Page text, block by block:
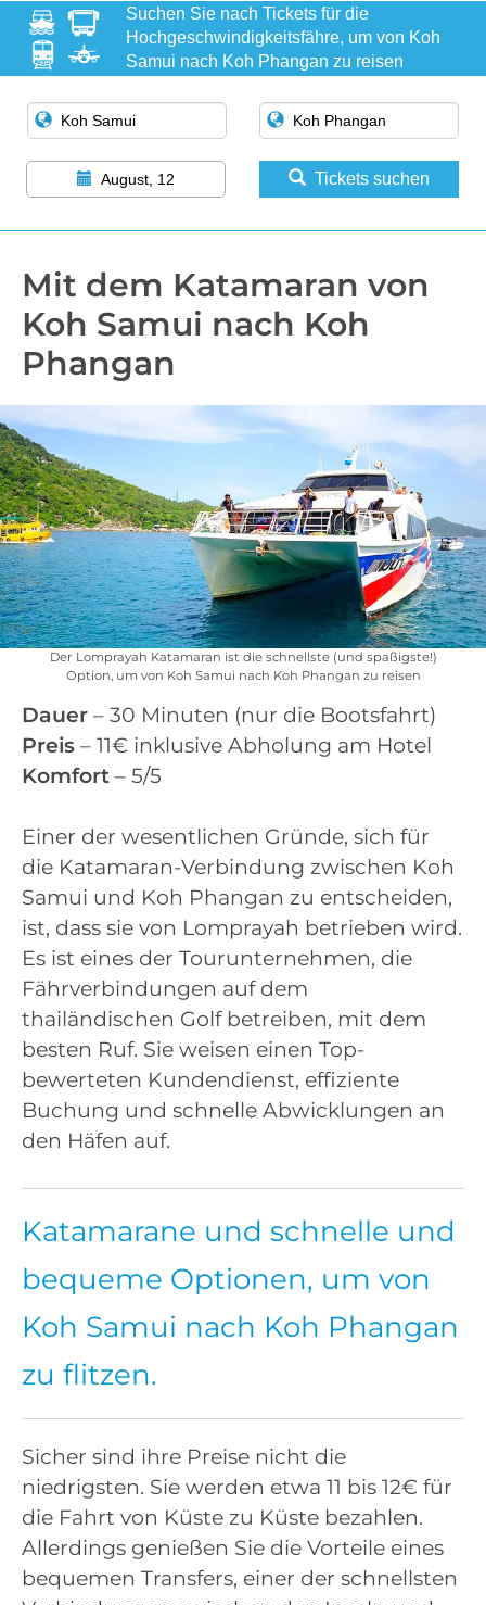
Suchen Sie nach Tickets für die
Hochgeschwindigkeitsfähre, um von Koh
Samui nach Koh Phangan zu reisen
August, 12 Tickets suchen
Mit dem Katamaran von
Koh Samui nach Koh
Phangan
Der Lomprayah Katamaran ist die schnellste (und spaßigste!)
Option, um von Koh Samui nach Koh Phangan zu reisen
Dauer – 30 Minuten (nur die Bootsfahrt)
Preis – 11€ inklusive Abholung am Hotel
Komfort – 5/5
Einer der wesentlichen Gründe, sich für
die Katamaran-Verbindung zwischen Koh
Samui und Koh Phangan zu entscheiden,
ist, dass sie von Lomprayah betrieben wird.
Es ist eines der Tourunternehmen, die
Fährverbindungen auf dem
thailändischen Golf betreiben, mit dem
besten Ruf. Sie weisen einen Top-
bewerteten Kundendienst, effiziente
Buchung und schnelle Abwicklungen an
den Häfen auf.
Katamarane und schnelle und
bequeme Optionen, um von
Koh Samui nach Koh Phangan
zu flitzen.
Sicher sind ihre Preise nicht die
niedrigsten. Sie werden etwa 11 bis 12€ für
die Fahrt von Küste zu Küste bezahlen.
Allerdings genießen Sie die Vorteile eines
bequemen Transfers, einer der schnellsten